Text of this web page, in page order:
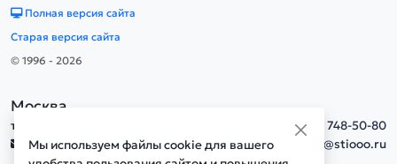
Мы используем файлы cookie для вашего
Полная версия сайта
Старая версия сайта
© 1996 - 2026
Москва
тел.
+7(495) 748-50-80
info@stiooo.ru